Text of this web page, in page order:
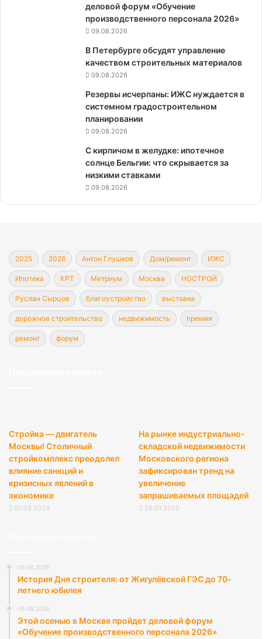
деловой форум «Обучение
производственного персонала 2026»
09.08.2026
В Петербурге обсудят управление
качеством строительных материалов
09.08.2026
Резервы исчерпаны: ИЖС нуждается в
системном градостроительном
планировании
09.08.2026
С кирпичом в желудке: ипотечное
солнце Бельгии: что скрывается за
низкими ставками
09.08.2026
2025 2026 Антон Глушков Дом/ремонт ИЖС
Ипотека КРТ Метриум Москва НОСТРОЙ
Руслан Сырцов благоустройство выставка
дорожное строительство недвижимость премия
ремонт форум
Стройка — двигатель
Москвы! Столичный
стройкомплекс преодолел
влияние санкций и
кризисных явлений в
экономике
01.03.2024
На рынке индустриально-
складской недвижимости
Московского региона
зафиксирован тренд на
увеличение
запрашиваемых площадей
26.01.2025
09.08.2026
История Дня строителя: от Жигулёвской ГЭС до 70-
летнего юбилея
09.08.2026
Этой осенью в Москве пройдет деловой форум
«Обучение производственного персонала 2026»